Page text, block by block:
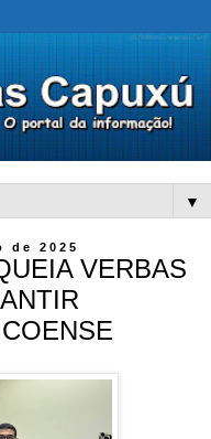
▼
de 2025
VERBAS